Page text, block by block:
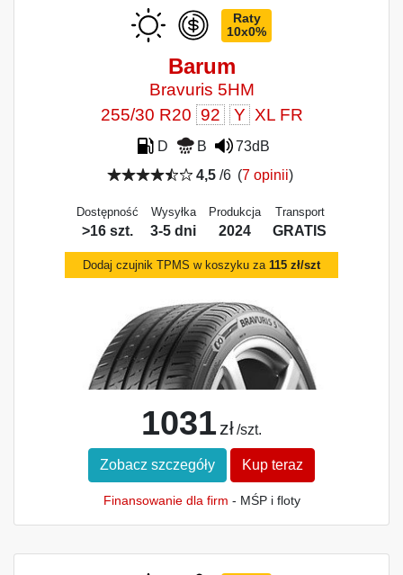
Raty
10x0%
Barum
Bravuris 5HM
255/30 R20 92 Y XL FR
D B
73dB
4,5 /6 (7 opinii)
Dostępność
>16 szt.
Wysyłka
3-5 dni
Produkcja
2024
Transport
GRATIS
Dodaj czujnik TPMS w koszyku za 115 zł/szt
1031 zł/szt.
Zobacz szczegóły Kup teraz
Finansowanie dla firm - MŚP i floty